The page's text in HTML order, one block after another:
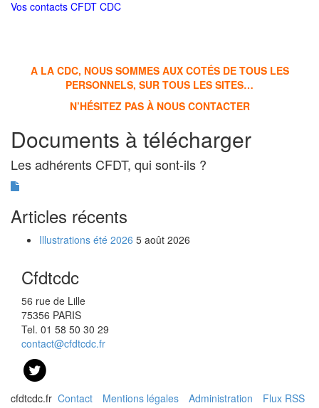
Vos contacts CFDT CDC
A LA CDC, NOUS SOMMES AUX COTÉS DE TOUS LES
PERSONNELS, SUR TOUS LES SITES…
N’HÉSITEZ PAS À NOUS CONTACTER
Documents à télécharger
Les adhérents CFDT, qui sont-ils ?
Articles récents
Illustrations été 2026 5 août 2026
Cfdtcdc
56 rue de Lille
75356 PARIS
Tel. 01 58 50 30 29
contact@cfdtcdc.fr
cfdtcdc.fr Contact Mentions légales Administration Flux RSS